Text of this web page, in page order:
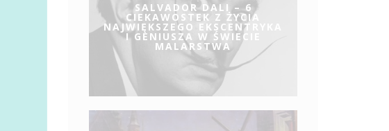
SALVADOR DALI – 6
CIEKAWOSTEK Z ŻYCIA
NAJWIĘKSZEGO EKSCENTRYKA
I GENIUSZA W ŚWIECIE
MALARSTWA